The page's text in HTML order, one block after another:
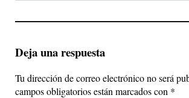
Deja una respuesta
Tu dirección de correo electrónico no será
campos obligatorios están marcados con *